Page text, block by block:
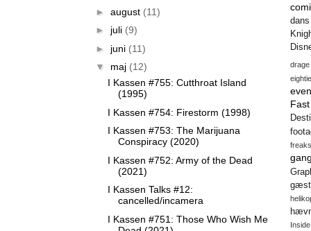
► august (11)
► juli (9)
► juni (11)
▼ maj (12)
I Kassen #755: Cutthroat Island
(1995)
I Kassen #754: Firestorm (1998)
I Kassen #753: The Marijuana
Conspiracy (2020)
I Kassen #752: Army of the Dead
(2021)
I Kassen Talks #12:
cancelled/incamera
I Kassen #751: Those Who Wish Me
dans
drage
freaks